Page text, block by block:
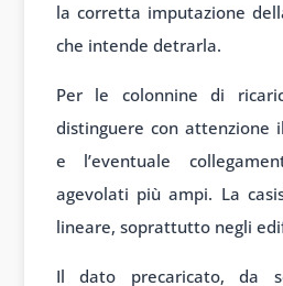
la corretta imputazione
che intende detrarla.
Per le colonnine di
distinguere con attenzione
e l’eventuale
agevolati più ampi. La
lineare, soprattutto negli
Il dato precaricato, da